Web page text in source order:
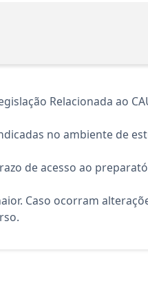
Relacionada ao
no ambiente de
de acesso ao
Caso ocorram